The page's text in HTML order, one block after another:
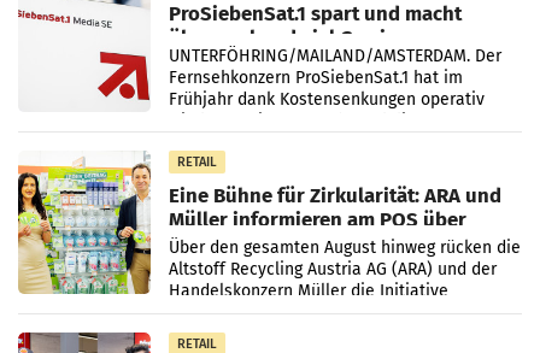
ProSiebenSat.1 spart und macht
überraschend viel Gewinn
UNTERFÖHRING/MAILAND/AMSTERDAM. Der
Fernsehkonzern ProSiebenSat.1 hat im
Frühjahr dank Kostensenkungen operativ
RETAIL
Eine Bühne für Zirkularität: ARA und
Müller informieren am POS über
Kreislauffähigkeit
Über den gesamten August hinweg rücken die
Altstoff Recycling Austria AG (ARA) und der
Handelskonzern Müller die Initiative
„Kreislauf-Helden“ in allen österreichischen
Müller-Filialen
RETAIL